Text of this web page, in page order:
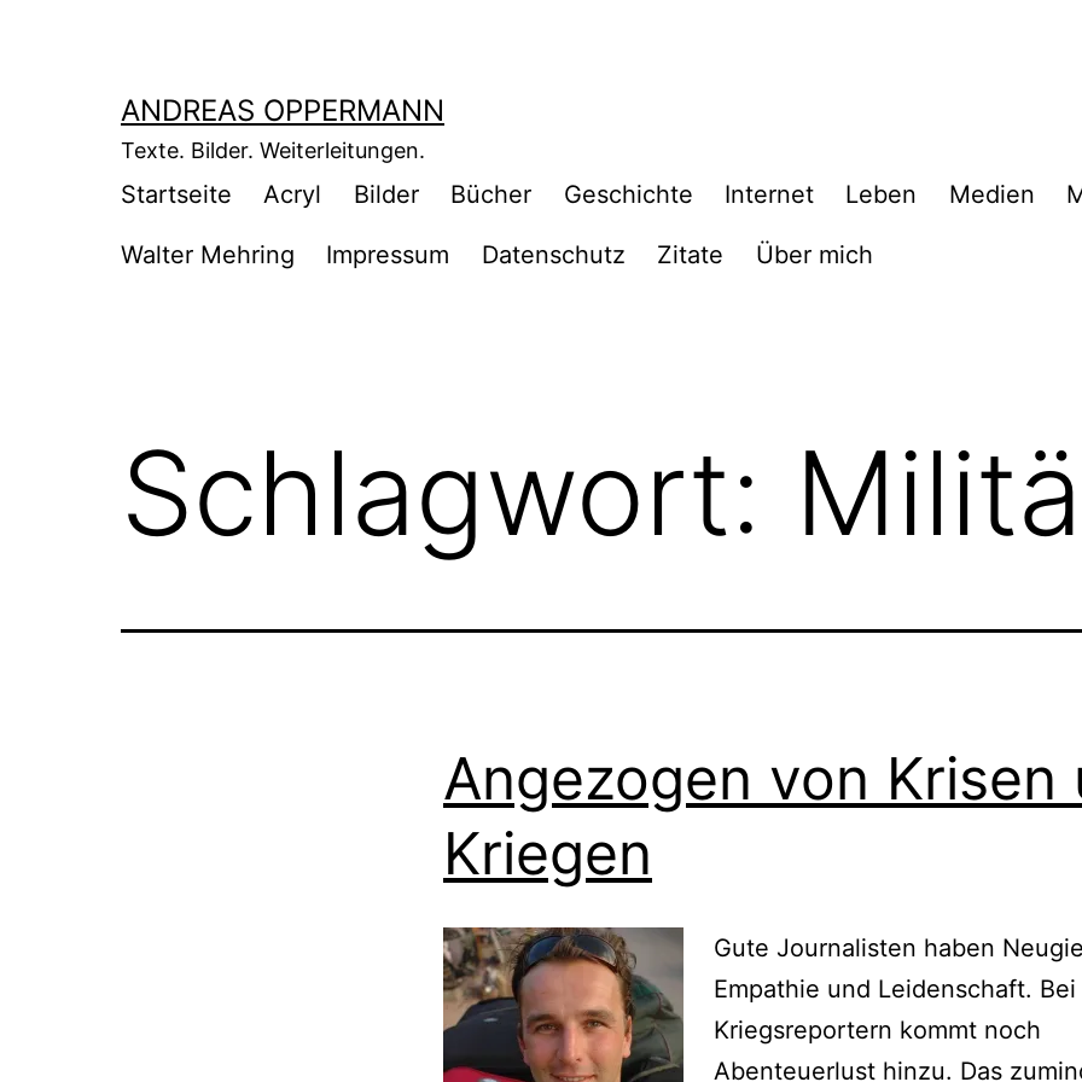
ANDREAS OPPERMANN
Texte. Bilder. Weiterleitungen.
Startseite Acryl Bilder Bücher Geschichte Internet Leben Medien
Walter Mehring Impressum Datenschutz Zitate Über mich
Schlagwort:
Angezogen von Krisen
Kriegen
Gute Journalisten haben
Empathie und Leidenschaft. Bei
Kriegsreportern kommt noch
Abenteuerlust hinzu. Das